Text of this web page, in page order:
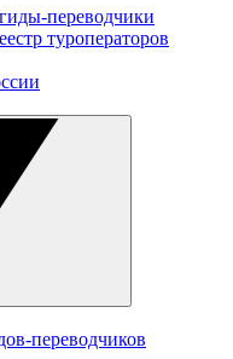
переводчики
туроператоров
переводчиков